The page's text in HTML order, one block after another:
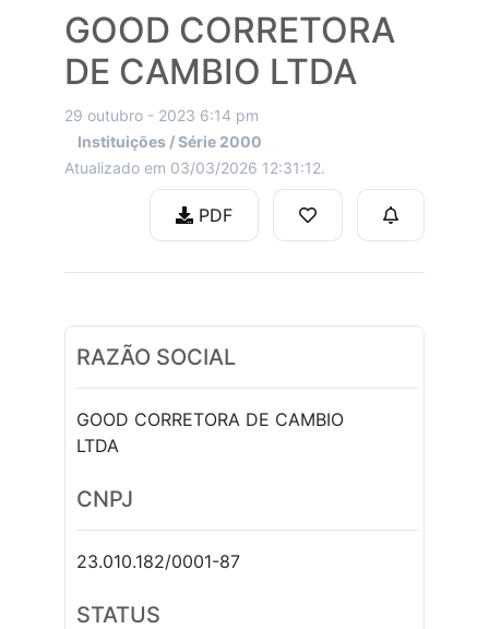
GOOD CORRETORA
DE CAMBIO LTDA
29 outubro - 2023 6:14 pm
Instituições / Série 2000
Atualizado em 03/03/2026 12:31:12.
PDF
RAZÃO SOCIAL
GOOD CORRETORA DE CAMBIO
LTDA
CNPJ
23.010.182/0001-87
STATUS